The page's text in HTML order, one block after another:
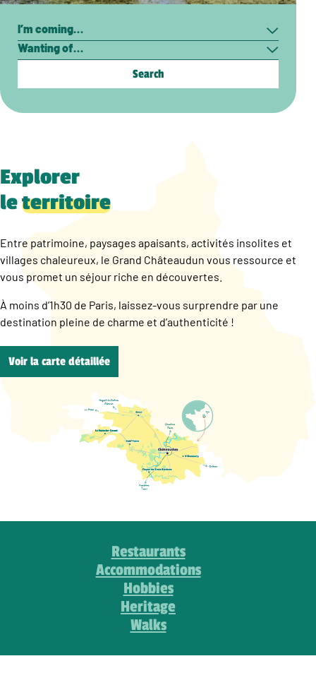
Search
Explorer
leterritoire
Entre patrimoine, paysages apaisants, activités insolites et
villages chaleureux, le Grand Châteaudun vous ressource et
vous promet un séjour riche en découvertes.
À moins d’1h30 de Paris, laissez-vous surprendre par une
destination pleine de charme et d’authenticité !
Voir la carte détaillée
Restaurants
Accommodations
Hobbies
Heritage
Walks